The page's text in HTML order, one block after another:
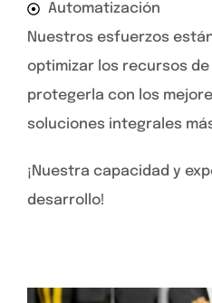
Automatización
Nuestros esfuerzos
optimizar los recursos de
protegerla con los
soluciones integrales
¡Nuestra capacidad y
desarrollo!